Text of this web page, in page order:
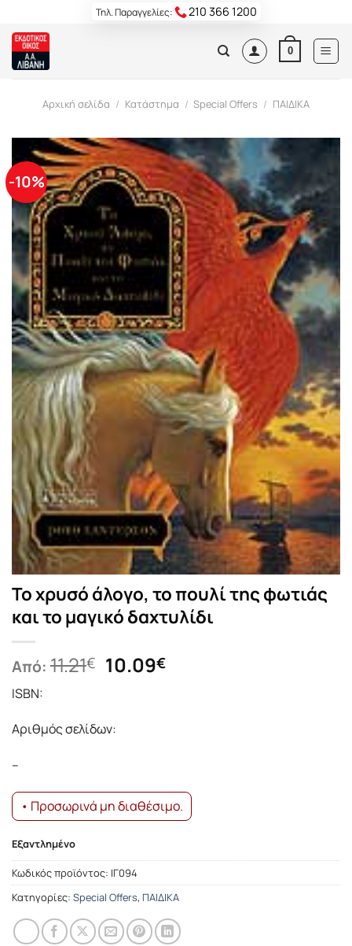
content
Τηλ. Παραγγελίες: 210 366 1200
0
Αρχική σελίδα / Κατάστημα / Special Offers / ΠΑΙΔΙΚΑ
-10%
Το χρυσό άλογο, το πουλί της φωτιάς
και το μαγικό δαχτυλίδι
Από: 11.21€ Original
11.21€.
10.09€Η
ISBN:
Αριθμός σελίδων:
–
• Προσωρινά μη διαθέσιμο.
Εξαντλημένο
Κωδικός προϊόντος: ΙΓ094
Κατηγορίες: Special Offers, ΠΑΙΔΙΚΑ